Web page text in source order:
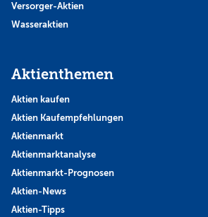
Versorger-Aktien
Wasseraktien
Aktienthemen
Aktien kaufen
Aktien Kaufempfehlungen
Aktienmarkt
Aktienmarktanalyse
Aktienmarkt-Prognosen
Aktien-News
Aktien-Tipps